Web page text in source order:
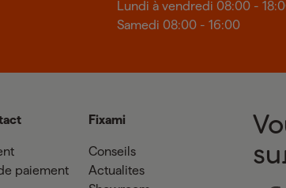
Lundi à vendredi 08:00 -
Samedi 08:00 - 16:00
paiement
Fixami
Conseils
Actualites